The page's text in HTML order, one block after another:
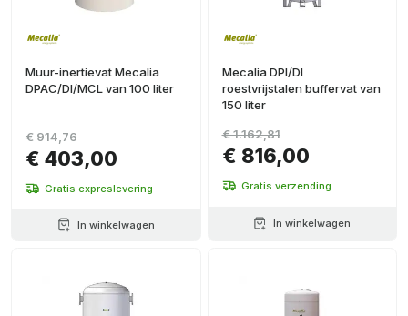
Muur-inertievat Mecalia
DPAC/DI/MCL van 100 liter
€ 403,00
€ 914,76
Gratis expreslevering
In winkelwagen
Mecalia DPI/DI
roestvrijstalen buffervat van
150 liter
€ 816,00
€ 1.162,81
Gratis verzending
In winkelwagen